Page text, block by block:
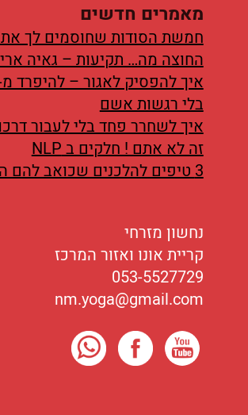
מאמרים חדשים
חמשת הסודות שחוסמים לך
החוצה מה… תקיעות – גאיה
איך להפסיק לאגור – להיפרד
בלי רגשות אשם
איך לשחרר פחד בלי לעבור
זה לא אתם ! חלקים ב NLP
3 טיפים להלכנים שכואב להם הגב
נחשון מזרחי
קריית אונו ואזור המרכז
053-5527729
nm.yoga@gmail.com